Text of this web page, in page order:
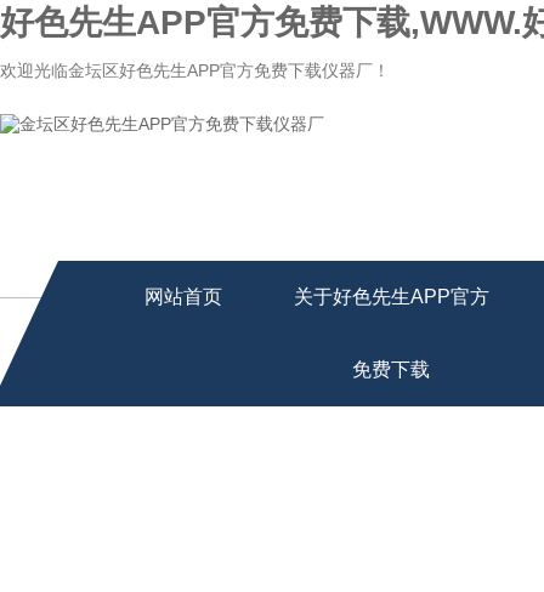
好色先生APP官方免费下载,WWW.
欢迎光临金坛区好色先生APP官方免费下载仪器厂！
网站首页 关于好色先生APP官方
免费下载